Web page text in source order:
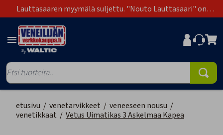
Lauttasaaren myymälä suljettu. "Nouto Lauttasaari" on
poistunut toimitustapavaihtoehdoista.
etusivu / venetarvikkeet / veneeseen nousu /
venetikkaat / Vetus Uimatikas 3 Askelmaa Kapea